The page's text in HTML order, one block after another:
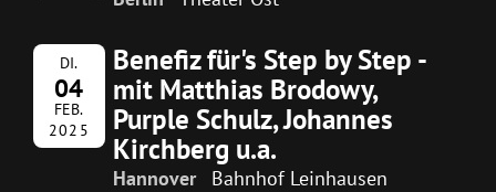
DI.
04
FEB.
2025
Benefiz für's Step by Step -
mit Matthias Brodowy,
Purple Schulz, Johannes
Kirchberg u.a.
Hannover Bahnhof Leinhausen